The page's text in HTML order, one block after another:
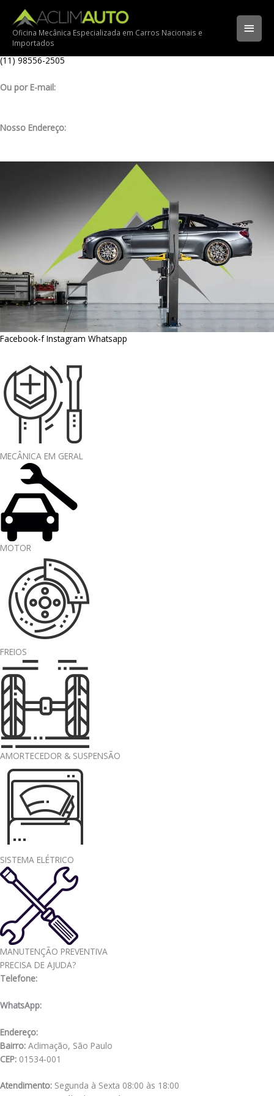
para
conteúdo
Oficina Mecânica Especializada em Carros Nacionais e
Importados
Ligue para nossa oficina:
(11) 3341-3969
Ligue pelo nosso WhatsApp:
(11) 98556-2505
Ou por E-mail:
Nosso Endereço:
Facebook-fInstagram Whatsapp
MECÂNICA EM GERAL
MOTOR
FREIOS
AMORTECEDOR & SUSPENSÃO
SISTEMA ELÉTRICO
MANUTENÇÃO PREVENTIVA
PRECISA DE AJUDA?
Telefone:
WhatsApp:
Endereço:
Bairro: Aclimação, São Paulo
CEP: 01534-001
Atendimento: Segunda à Sexta 08:00 às 18:00